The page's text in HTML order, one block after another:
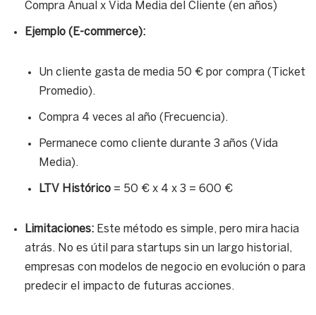
Compra Anual x Vida Media del Cliente (en años)
Ejemplo (E-commerce):
Un cliente gasta de media 50 € por compra (Ticket
Promedio).
Compra 4 veces al año (Frecuencia).
Permanece como cliente durante 3 años (Vida
Media).
LTV Histórico = 50 € x 4 x 3 = 600 €
Limitaciones: Este método es simple, pero mira hacia
atrás. No es útil para startups sin un largo historial,
empresas con modelos de negocio en evolución o para
predecir el impacto de futuras acciones.